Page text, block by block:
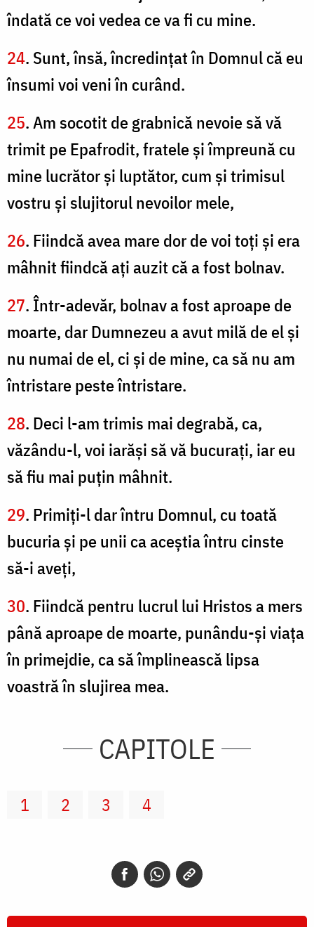
îndată ce voi vedea ce va fi cu mine.
24. Sunt, însă, încredinţat în Domnul că eu
însumi voi veni în curând.
25. Am socotit de grabnică nevoie să vă
trimit pe Epafrodit, fratele şi împreună cu
mine lucrător şi luptător, cum şi trimisul
vostru şi slujitorul nevoilor mele,
26. Fiindcă avea mare dor de voi toţi şi era
mâhnit fiindcă aţi auzit că a fost bolnav.
27. Într-adevăr, bolnav a fost aproape de
moarte, dar Dumnezeu a avut milă de el şi
nu numai de el, ci şi de mine, ca să nu am
întristare peste întristare.
28. Deci l-am trimis mai degrabă, ca,
văzându-l, voi iarăşi să vă bucuraţi, iar eu
să fiu mai puţin mâhnit.
29. Primiţi-l dar întru Domnul, cu toată
bucuria şi pe unii ca aceştia întru cinste
să-i aveţi,
30. Fiindcă pentru lucrul lui Hristos a mers
până aproape de moarte, punându-şi viaţa
în primejdie, ca să împlinească lipsa
voastră în slujirea mea.
CAPITOLE
1 2 3 4